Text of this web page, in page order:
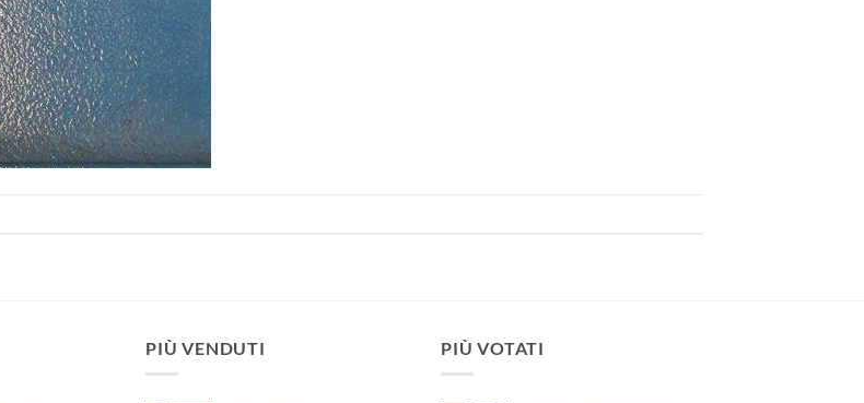
PIÙ VENDUTI PIÙ VOTATI